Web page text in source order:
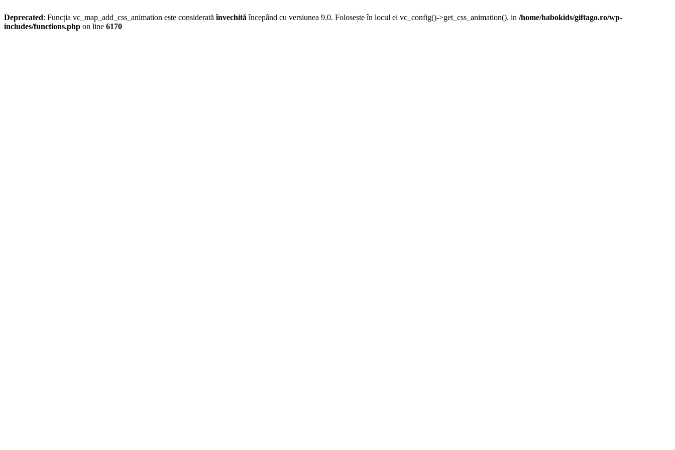
Deprecated: Funcția vc_map_add_css_animation este consideratăînvechită începând cu versiunea 9.0. Folosește în locul ei vc_config()->get_css_animation(). in /home/habokids/giftago.ro/wp-
includes/functions.php on line 6170